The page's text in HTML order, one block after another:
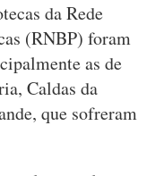
da Rede
(RNBP) foram
as de
Caldas da
que sofreram